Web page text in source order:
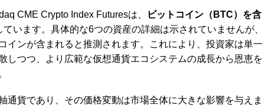
CME Crypto Index Futuresは、
ビットコイン（BTC）を含
ています。具体的な6つの資産の詳細は示されていませんが、
インが含まれると推測されます。これにより、投資家は単一
しつつ、より広範な仮想通貨エコシステムの成長から恩恵を
通貨であり、その価格変動は市場全体に大きな影響を与えま